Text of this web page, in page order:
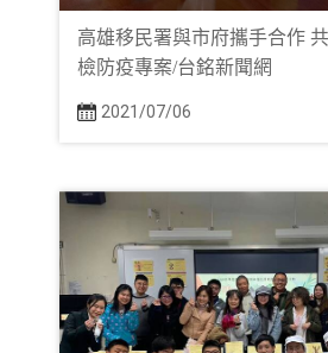
高雄移民署與市府攜手合作
檢防疫專案/台銘新聞網
2021/07/06